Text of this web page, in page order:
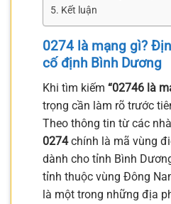
Kết luận
0274 là mạng gì?
cố định Bình Dương
Khi tìm kiếm “02746 là
trọng cần làm rõ trước
Theo thông tin từ các
0274chính là mã vùng
dành cho tỉnh Bình
tỉnh thuộc vùng Đông
là một trong những địa